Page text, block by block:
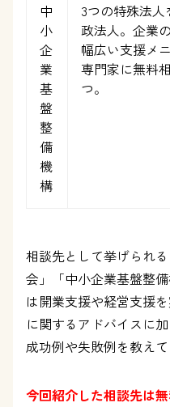
中
小
企
業
基
盤
整
備
機
構
3つの特殊法
政法人。企業
幅広い支援メ
専門家に無料
つ。
相談先として挙げられ
会」「中小企業基盤整
は開業支援や経営支援
に関するアドバイスに
成功例や失敗例を教え
今回紹介した相談先は